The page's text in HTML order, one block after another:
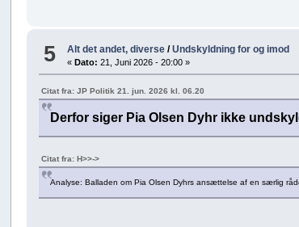
5 Alt det andet, diverse/Undskyldning for og imod
« Dato: 21, Juni 2026 - 20:00 »
Citat fra: JP Politik 21. jun. 2026 kl. 06.20
Derfor siger Pia Olsen Dyhr ikke
Citat fra: H>>->
Analyse: Balladen om Pia Olsen Dyhrs ansættelse af en særlig